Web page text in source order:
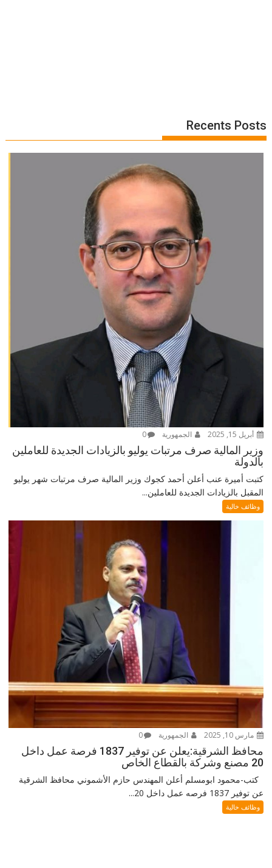
Recents Posts
أبريل 15, 2025 الجمهورية 0
وزير المالية صرف مرتبات يوليو بالزيادات الجديدة للعاملين
بالدولة
كتبت أميرة عنب أعلن أحمد كجوك وزير المالية صرف مرتبات شهر يوليو
المقبل بالزيادات الجديدة للعاملين...
وظائف خالية
مارس 10, 2025 الجمهورية 0
محافظ الشرقية:يعلن عن توفير 1837 فرصة عمل داخل
20 مصنع وشركة بالقطاع الخاص
كتب-محمود ابومسلم أعلن المهندس حازم الأشموني محافظ الشرقية
عن توفير 1837 فرصه عمل داخل 20...
وظائف خالية